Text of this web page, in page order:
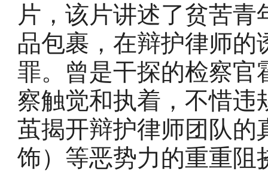
片，该片讲述了贫苦
品包裹，在辩护律师
罪。曾是干探的检察官
察触觉和执着，不惜违
茧揭开辩护律师团队的
饰）等恶势力的重重阻